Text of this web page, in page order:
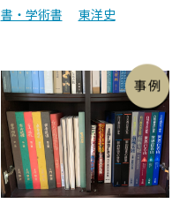
書・学術書
東洋史